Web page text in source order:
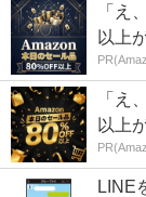
「え
以上
「え
以上
LINE